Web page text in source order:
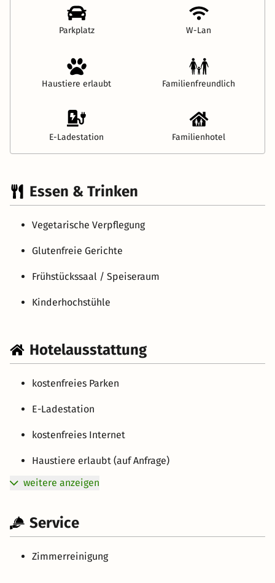
Parkplatz W-Lan
Haustiere erlaubt Familienfreundlich
E-Ladestation Familienhotel
Essen & Trinken
Vegetarische Verpflegung
Glutenfreie Gerichte
Frühstückssaal / Speiseraum
Kinderhochstühle
Hotelausstattung
kostenfreies Parken
E-Ladestation
kostenfreies Internet
Haustiere erlaubt (auf Anfrage)
weitere anzeigen
Service
Zimmerreinigung